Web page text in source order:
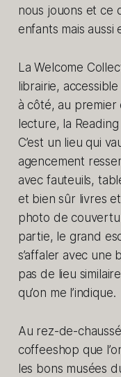
nous jouons et ce
enfants mais aussi
La Welcome
librairie,
à côté, au premier
lecture, la
C’est un lieu qui
agencement
avec fauteuils,
et bien sûr livres
photo de
partie, le grand
s’affaler avec une
pas de lieu
qu’on me l’indique.
Au rez-de-
coffeeshop que
les bons musées